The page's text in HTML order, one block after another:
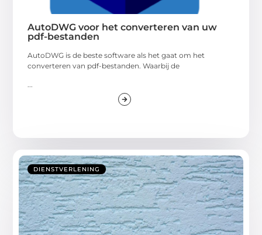
AutoDWG voor het converteren van uw
pdf-bestanden
AutoDWG is de beste software als het gaat om het
converteren van pdf-bestanden. Waarbij de
...
DIENSTVERLENING